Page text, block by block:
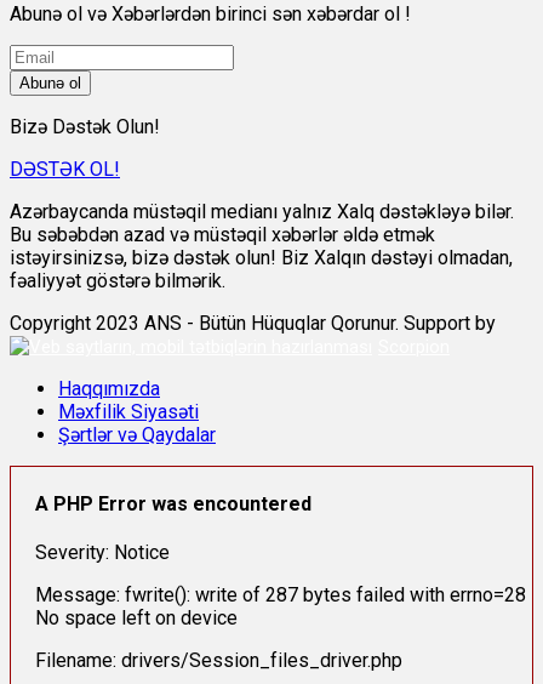
Abunə ol və Xəbərlərdən birinci sən xəbərdar ol !
Abunə ol
Bizə Dəstək Olun!
DƏSTƏK OL!
Azərbaycanda müstəqil medianı yalnız Xalq dəstəkləyə bilər.
Bu səbəbdən azad və müstəqil xəbərlər əldə etmək
istəyirsinizsə, bizə dəstək olun! Biz Xalqın dəstəyi olmadan,
fəaliyyət göstərə bilmərik.
Copyright 2023 ANS - Bütün Hüquqlar Qorunur. Support by
Haqqımızda
Məxfilik Siyasəti
Şərtlər və Qaydalar
A PHP Error was encountered
Severity: Notice
Message: fwrite(): write of 287 bytes failed with errno=28
No space left on device
Filename: drivers/Session_files_driver.php